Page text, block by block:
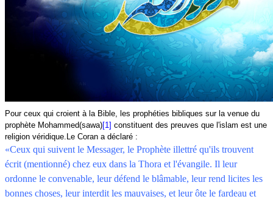
Pour ceux qui croient à la Bible, les prophéties bibliques sur la venue du
prophète Mohammed(sawa)[1] constituent des preuves que l'islam est une
religion véridique.Le Coran a déclaré :
«Ceux qui suivent le Messager, le Prophète illettré qu'ils trouvent
écrit (mentionné) chez eux dans la Thora et l'évangile. Il leur
ordonne le convenable, leur défend le blâmable, leur rend licites les
bonnes choses, leur interdit les mauvaises, et leur ôte le fardeau et